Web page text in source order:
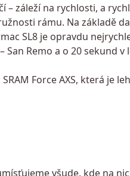
– záleží na rychlosti, a
rámu. Na základě
SL8 je opravdu
San Remo a o 20 sekund
Force AXS, která je
umísťujeme všude, kde na